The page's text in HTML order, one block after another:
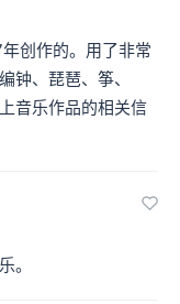
创作的。用了非常
钟、琵琶、筝、
音乐作品的相关信
。